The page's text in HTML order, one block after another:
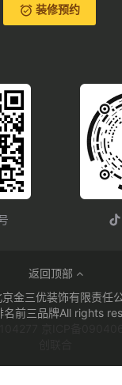
装修预约
返回顶部
金三优装饰有限责任
名前三品牌All rights